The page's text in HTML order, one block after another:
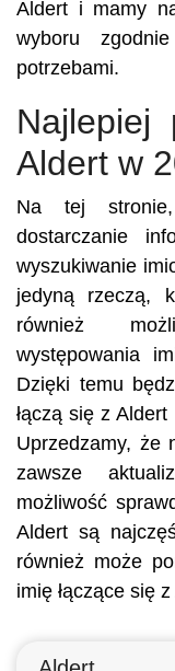
Aldert i mamy
wyboru
potrzebami.
Najlepiej
Aldert w
Na tej
dostarczanie
wyszukiwanie
jedyną rzeczą,
również
występowania
Dzięki temu
łączą się z
Uprzedzamy, że
zawsze
możliwość
Aldert są
również może
imię łączące się